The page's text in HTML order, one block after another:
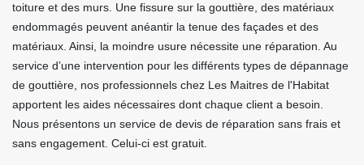
toiture et des murs. Une fissure sur la gouttière, des matériaux
endommagés peuvent anéantir la tenue des façades et des
matériaux. Ainsi, la moindre usure nécessite une réparation. Au
service d’une intervention pour les différents types de dépannage
de gouttière, nos professionnels chez Les Maitres de l'Habitat
apportent les aides nécessaires dont chaque client a besoin.
Nous présentons un service de devis de réparation sans frais et
sans engagement. Celui-ci est gratuit.